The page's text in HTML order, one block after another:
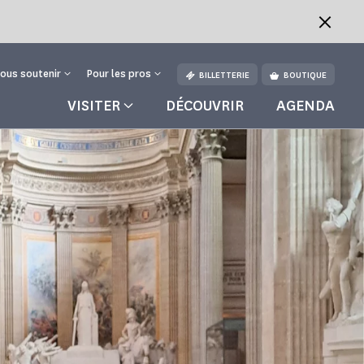
soutenir Pour les pros BILLETTERIE BOUTIQUE
VISITER DÉCOUVRIR AGENDA